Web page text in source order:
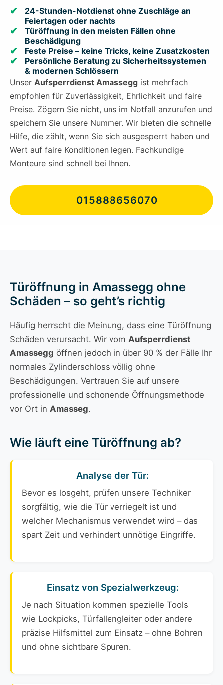
24-Stunden-Notdienst ohne Zuschläge an
Feiertagen oder nachts
Türöffnung in den meisten Fällen ohne
Beschädigung
Feste Preise – keine Tricks, keine Zusatzkosten
Persönliche Beratung zu Sicherheitssystemen
& modernen Schlössern
Unser Aufsperrdienst Amassegg ist mehrfach
empfohlen für Zuverlässigkeit, Ehrlichkeit und faire
Preise. Zögern Sie nicht, uns im Notfall anzurufen und
speichern Sie unsere Nummer. Wir bieten die schnelle
Hilfe, die zählt, wenn Sie sich ausgesperrt haben und
Wert auf faire Konditionen legen. Fachkundige
Monteure sind schnell bei Ihnen.
015888656070
Türöffnung in Amassegg ohne
Schäden – so geht’s richtig
Häufig herrscht die Meinung, dass eine Türöffnung
Schäden verursacht. Wir vom Aufsperrdienst
Amassegg öffnen jedoch in über 90 % der Fälle Ihr
normales Zylinderschloss völlig ohne
Beschädigungen. Vertrauen Sie auf unsere
professionelle und schonende Öffnungsmethode
vor Ort in Amasseg.
Wie läuft eine Türöffnung ab?
Analyse der Tür:
Bevor es losgeht, prüfen unsere Techniker
sorgfältig, wie die Tür verriegelt ist und
welcher Mechanismus verwendet wird – das
spart Zeit und verhindert unnötige Eingriffe.
Einsatz von Spezialwerkzeug:
Je nach Situation kommen spezielle Tools
wie Lockpicks, Türfallengleiter oder andere
präzise Hilfsmittel zum Einsatz – ohne Bohren
und ohne sichtbare Spuren.